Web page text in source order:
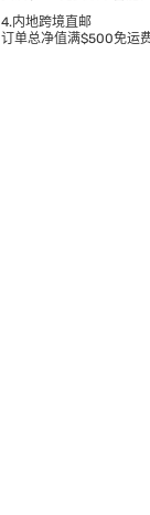
4.内地跨境直邮
订单总净值满$500免运费